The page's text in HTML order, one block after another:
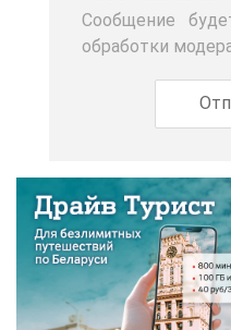
Со­об­ще­ние
об­ра­бот­ки